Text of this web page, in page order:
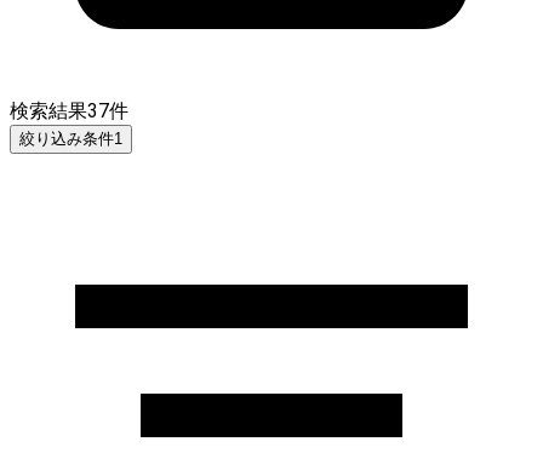
検索結果37件
絞り込み条件1